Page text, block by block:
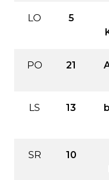
LO 5
PO 21
LS 13
SR 10